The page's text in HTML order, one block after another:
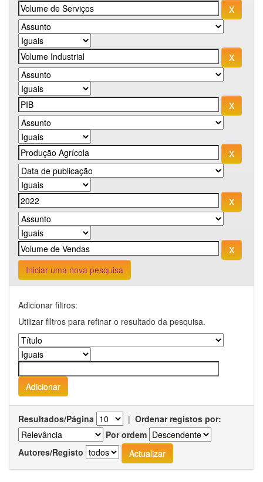
Iniciar uma nova pesquisa
Adicionar filtros:
Utilizar filtros para refinar o resultado da pesquisa.
Resultados/Página | Ordenar registos por:
Por ordem
Autores/Registo